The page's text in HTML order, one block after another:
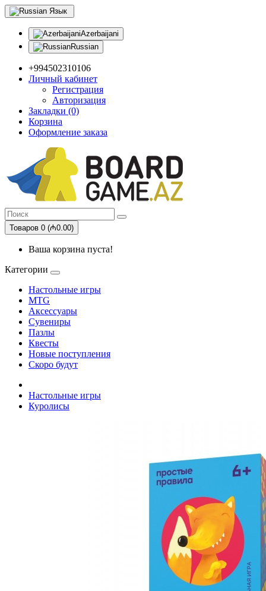
Язык
Azerbaijani
Russian
+994502310106
Личный кабинет
Регистрация
Авторизация
Закладки (0)
Корзина
Оформление заказа
Товаров 0 (₼0.00)
Ваша корзина пуста!
Категории
Настольные игры
MTG
Аксессуары
Сувениры
Пазлы
Квесты
Новые поступления
Скоро будут
Настольные игры
Куролисы